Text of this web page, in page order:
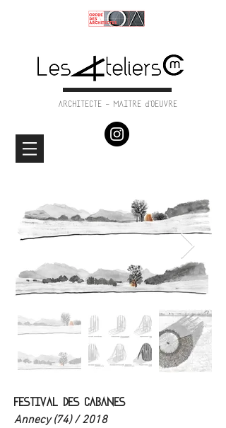
ARCHITECTE - MAITRE d'OEUVRE
FESTIVAL DES CABANES
Annecy (74) / 2018